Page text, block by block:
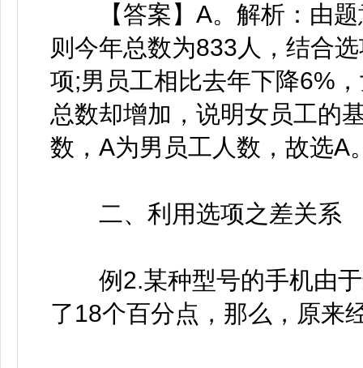
【答案】A。解析：由题
则今年总数为833人，结合
项;男员工相比去年下降6%
总数却增加，说明女员工的
数，A为男员工人数，故选A
二、利用选项之差关系
例2.某种型号的手机由于
了18个百分点，那么，原来